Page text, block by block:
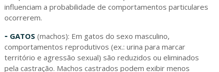
influenciam a probabilidade de comportamentos particulares
ocorrerem.
- GATOS (machos): Em gatos do sexo masculino,
comportamentos reprodutivos (ex.: urina para marcar
território e agressão sexual) são reduzidos ou eliminados
pela castração. Machos castrados podem exibir menos